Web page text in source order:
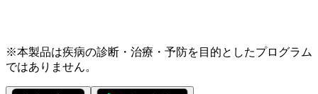
※本製品は疾病の診断・治療・予防を目的としたプログラム
ではありません。